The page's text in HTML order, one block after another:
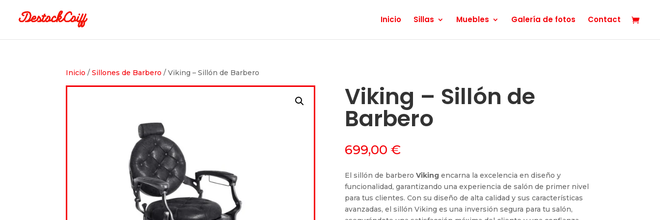
Inicio Sillas Muebles Galería de fotos Contact
Inicio /Sillones de Barbero / Viking – Sillón de Barbero
Viking – Sillón de
Barbero
699,00 €
El sillón de barbero Vikingencarna la excelencia en diseño y
funcionalidad, garantizando una experiencia de salón de primer nivel
para tus clientes. Con su diseño de alta calidad y sus características
avanzadas, el sillón Viking es una inversión segura para tu salón,